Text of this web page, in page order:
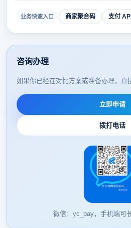
业务快速入口 商家聚合码 支付
咨询办理
如果你已经在对比方案或准备办理，直
立即申请
拨打电话
微信：yc_pay，手机端可